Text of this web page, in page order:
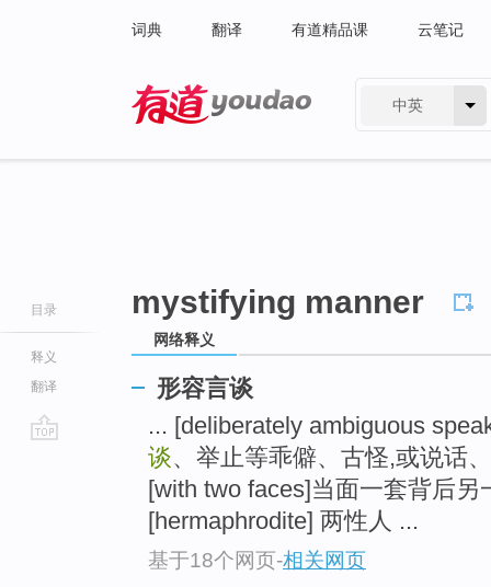
词典 翻译 有道精品课 云笔记
中英
目录
释义
翻译
mystifying manner
网络释义
形容言谈
... [deliberately ambiguous
谈、举止等乖僻、古怪,或说话
[with two faces]当面一套背后另
[hermaphrodite] 两性人 ...
基于18个网页-相关网页